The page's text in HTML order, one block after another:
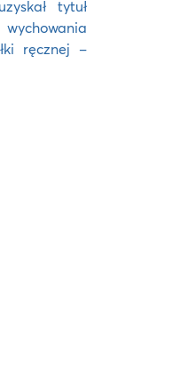
tytuł
ręcznej –